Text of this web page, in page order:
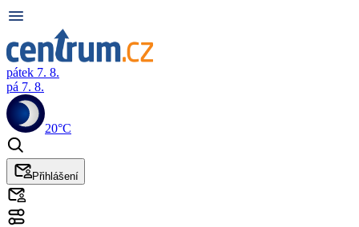
pátek 7. 8.
pá 7. 8.
20°C
Přihlášení